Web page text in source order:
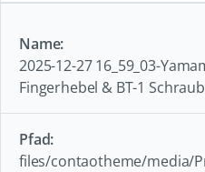
2025-12-27 16_59_03-
Fingerhebel & BT-1
files/contaotheme/media/